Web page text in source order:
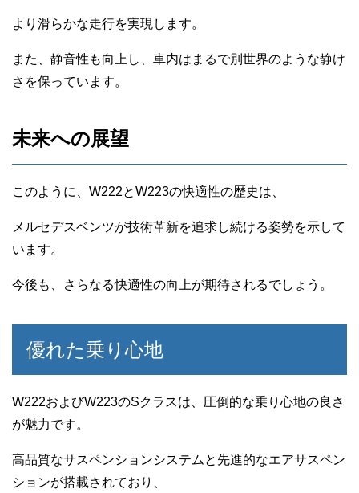
より滑らかな走行を実現します。
また、静音性も向上し、車内はまるで別世界のような静け
さを保っています。
未来への展望
このように、W222とW223の快適性の歴史は、
メルセデスベンツが技術革新を追求し続ける姿勢を示して
います。
今後も、さらなる快適性の向上が期待されるでしょう。
優れた乗り心地
W222およびW223のSクラスは、圧倒的な乗り心地の良さ
が魅力です。
高品質なサスペンションシステムと先進的なエアサスペン
ションが搭載されており、